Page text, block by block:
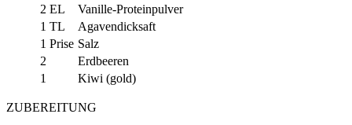
2 EL
Vanille-Proteinpulver
1 TL
Agavendicksaft
1 Prise Salz
2
Erdbeeren
1
Kiwi (gold)
ZUBEREITUNG